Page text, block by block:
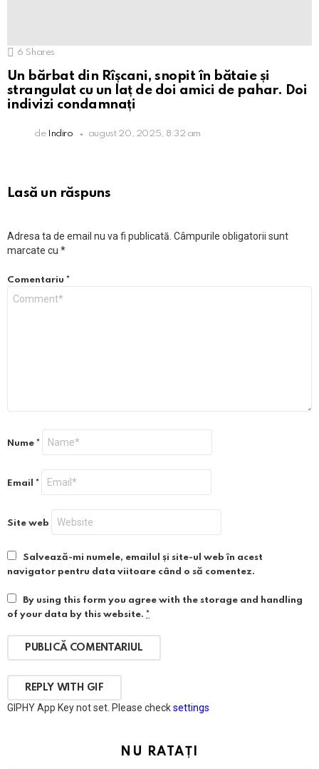
6 Shares
Un bărbat din Rîșcani, snopit în bătaie și
strangulat cu un laț de doi amici de pahar. Doi
indivizi condamnați
de Indiro august 20, 2025, 8:32 am
Lasă un răspuns
Adresa ta de email nu va fi publicată. Câmpurile obligatorii sunt
marcate cu *
Comentariu *
Nume *
Email *
Site web
Salvează-mi numele, emailul și site-ul web în acest
navigator pentru data viitoare când o să comentez.
By using this form you agree with the storage and handling
of your data by this website. *
PUBLICĂ COMENTARIUL
REPLY WITH GIF
GIPHY App Key not set. Please checksettings
NU RATAȚI